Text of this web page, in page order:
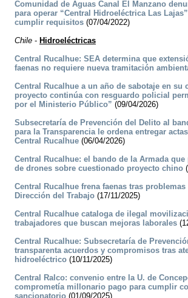
Comunidad de Aguas Canal El Manzano
para operar “Central Hidroeléctrica Las
cumplir requisitos (07/04/2022)
Chile - Hidroeléctricas
Central Rucalhue: SEA determina que
faenas no requiere nueva tramitación
Central Rucalhue a un año de sabotaje en su
proyecto continúa con resguardo policial
por el Ministerio Público” (09/04/2026)
Subsecretaría de Prevención del Delito al
para la Transparencia le ordena entregar
Central Rucalhue (06/04/2026)
Central Rucalhue: el bando de la Armada
de drones sobre cuestionado proyecto chino
Central Rucalhue frena faenas tras
Dirección del Trabajo (17/11/2025)
Central Rucalhue cataloga de ilegal
trabajadores que buscan mejoras laborales
Central Rucalhue: Subsecretaría de
transparenta acuerdos y compromisos tras
hidroeléctrico (10/11/2025)
Central Ralco: convenio entre la U. de
comprometía millonario pago para cumplir
sancionatorio (01/09/2025)